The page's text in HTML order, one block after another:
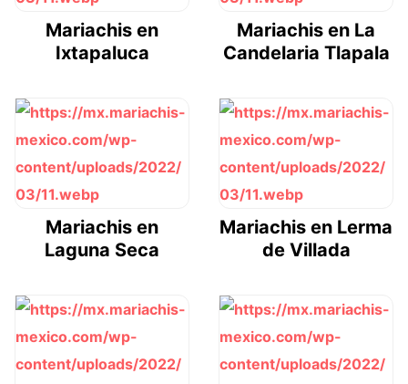
Mariachis en
Ixtapaluca
Mariachis en La
Candelaria Tlapala
Mariachis en
Laguna Seca
Mariachis en Lerma
de Villada